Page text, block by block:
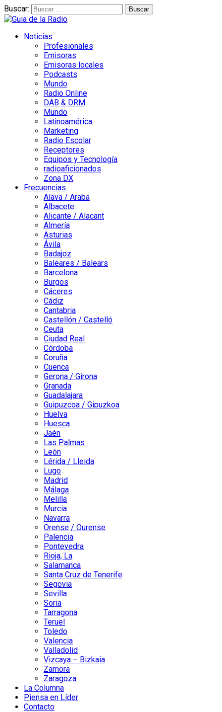
Buscar:
Noticias
Profesionales
Emisoras
Emisoras locales
Podcasts
Mundo
Radio Online
DAB & DRM
Mundo
Latinoamérica
Marketing
Radio Escolar
Receptores
Equipos y Tecnología
radioaficionados
Zona DX
Frecuencias
Alava / Araba
Albacete
Alicante / Alacant
Almería
Asturias
Ávila
Badajoz
Baleares / Balears
Barcelona
Burgos
Cáceres
Cádiz
Cantabria
Castellón / Castelló
Ceuta
Ciudad Real
Córdoba
Coruña
Cuenca
Gerona / Girona
Granada
Guadalajara
Guipuzcoa / Gipuzkoa
Huelva
Huesca
Jaén
Las Palmas
León
Lérida / Lleida
Lugo
Madrid
Málaga
Melilla
Murcia
Navarra
Orense / Ourense
Palencia
Pontevedra
Rioja, La
Salamanca
Santa Cruz de Tenerife
Segovia
Sevilla
Soria
Tarragona
Teruel
Toledo
Valencia
Valladolid
Vizcaya – Bizkaia
Zamora
Zaragoza
La Columna
Piensa en Líder
Contacto